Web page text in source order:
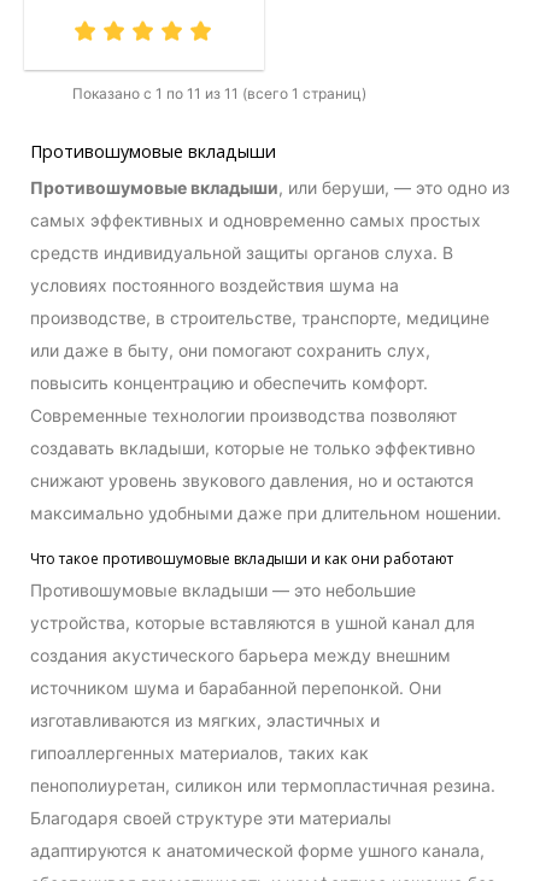
Показано с 1 по 11 из 11 (всего 1 страниц)
Противошумовые вкладыши
Противошумовые вкладыши, или беруши, — это одно из
самых эффективных и одновременно самых простых
средств индивидуальной защиты органов слуха. В
условиях постоянного воздействия шума на
производстве, в строительстве, транспорте, медицине
или даже в быту, они помогают сохранить слух,
повысить концентрацию и обеспечить комфорт.
Современные технологии производства позволяют
создавать вкладыши, которые не только эффективно
снижают уровень звукового давления, но и остаются
максимально удобными даже при длительном ношении.
Что такое противошумовые вкладыши и как они работают
Противошумовые вкладыши — это небольшие
устройства, которые вставляются в ушной канал для
создания акустического барьера между внешним
источником шума и барабанной перепонкой. Они
изготавливаются из мягких, эластичных и
гипоаллергенных материалов, таких как
пенополиуретан, силикон или термопластичная резина.
Благодаря своей структуре эти материалы
адаптируются к анатомической форме ушного канала,